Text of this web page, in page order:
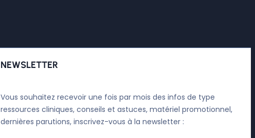
NEWSLETTER
Vous souhaitez recevoir une fois par mois des infos de type
ressources cliniques, conseils et astuces, matériel promotionnel,
dernières parutions, inscrivez-vous à la newsletter :